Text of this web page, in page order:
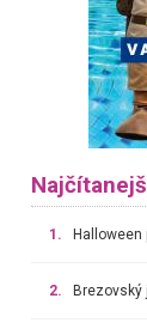
1. Halloween
2. Brezovský